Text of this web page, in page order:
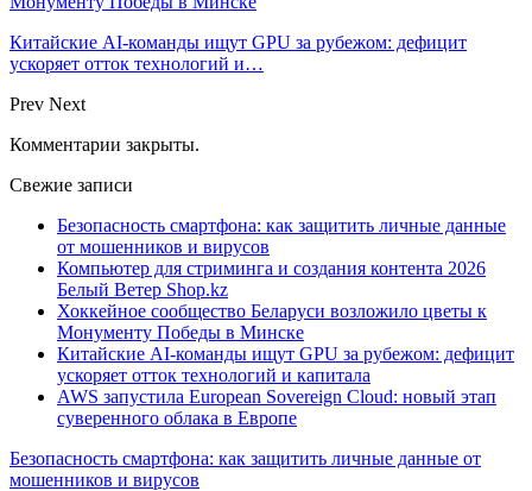
Китайские AI-команды ищут GPU за рубежом: дефицит
ускоряет отток технологий и…
Prev Next
Комментарии закрыты.
Свежие записи
Безопасность смартфона: как защитить личные данные
от мошенников и вирусов
Компьютер для стриминга и создания контента 2026
Белый Ветер Shop.kz
Хоккейное сообщество Беларуси возложило цветы к
Монументу Победы в Минске
Китайские AI-команды ищут GPU за рубежом: дефицит
ускоряет отток технологий и капитала
AWS запустила European Sovereign Cloud: новый этап
суверенного облака в Европе
Безопасность смартфона: как защитить личные данные от
мошенников и вирусов